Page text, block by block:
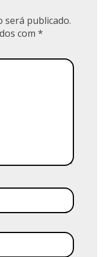
será publicado.
com *